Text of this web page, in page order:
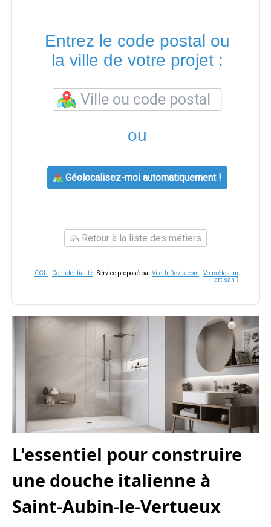
Entrez le code postal ou
la ville de votre projet :
ou
Géolocalisez-moi automatiquement !
Retour à la liste des métiers
CGU - Confidentialité- Service proposé parViteUnDevis.com -Vous êtes un
artisan ?
L'essentiel pour construire
une douche italienne à
Saint-Aubin-le-Vertueux